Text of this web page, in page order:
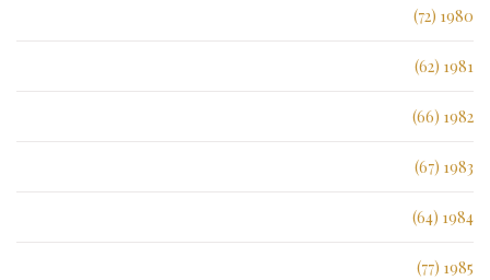
1980 (72)
1981 (62)
1982 (66)
1983 (67)
1984 (64)
1985 (77)